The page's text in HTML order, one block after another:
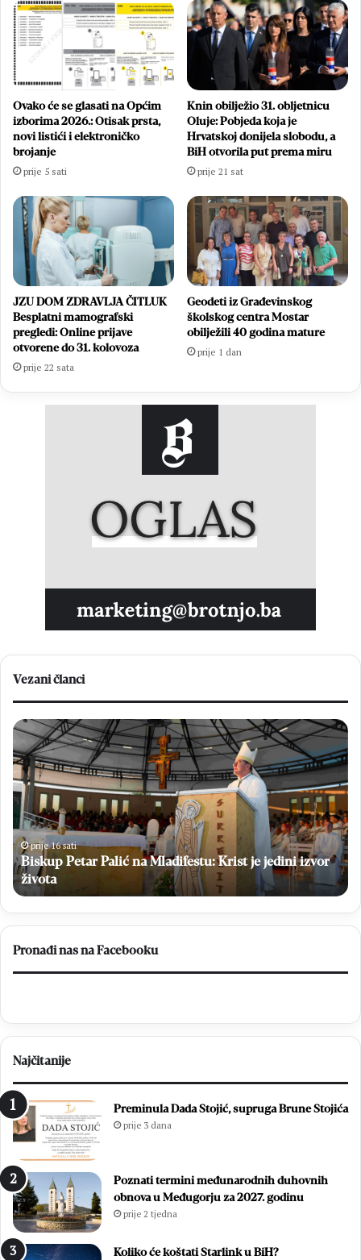
svibnja
2025.
godine
Ovako će se glasati na Općim
izborima 2026.: Otisak prsta,
novi listići i elektroničko
brojanje
prije 5 sati
Knin obilježio 31. obljetnicu
Oluje: Pobjeda koja je
Hrvatskoj donijela slobodu, a
BiH otvorila put prema miru
prije 21 sat
JZU DOM ZDRAVLJA ČITLUK
Besplatni mamografski
pregledi: Online prijave
otvorene do 31. kolovoza
prije 22 sata
Geodeti iz Građevinskog
školskog centra Mostar
obilježili 40 godina mature
prije 1 dan
Vezani članci
Biskup
Petar
Palić
na
Mladifestu:
Krist
je
jedini
izvor
života
prije 16 sati
Biskup Petar Palić na Mladifestu: Krist je jedini izvor
života
31.
je
a
Pronađi nas na Facebooku
Najčitanije
Preminula Dada Stojić, supruga Brune Stojića
prije 3 dana
Poznati termini međunarodnih duhovnih
obnova u Međugorju za 2027. godinu
prije 2 tjedna
Koliko će koštati Starlink u BiH?